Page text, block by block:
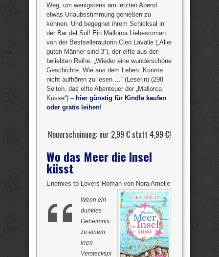
Weg, um wenigstens am letzten Abend
etwas Urlaubsstimmung genießen zu
können. Und begegnet ihrem Schicksal in
der Bar del Sol! Ein Mallorca Liebesroman
von der Bestsellerautorin Cleo Lavalle („Aller
guten Männer sind 3“), der elfte aus der
beliebten Reihe. „Wieder eine wunderschöne
Geschichte. Wie aus dem Leben. Konnte
nicht aufhören zu lesen …“ (Leserin) (298
Seiten, das elfte Abenteuer der „Mallorca
Küsse“) – hier günstig für Kindle kaufen
oder gratis leihen!
Neuerscheinung: nur 2,99 € statt 4,99 €!
Wo das Meer die Insel
küsst
Enemies-to-Lovers-Roman von Nora Amelie
Wenn ein
dunkles
Geheimnis
zu einem
irren
Versteckspi